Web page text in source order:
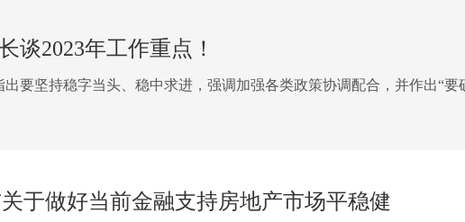
谈2023年工作重点！
要坚持稳字当头、稳中求进，强调加强各类政策协调配合，并作出“要
于做好当前金融支持房地产市场平稳健